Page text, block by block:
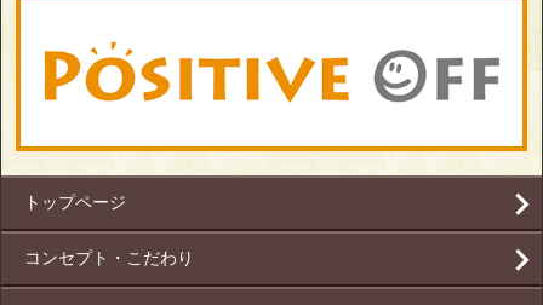
トップページ
コンセプト・こだわり